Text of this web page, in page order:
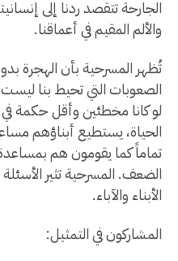
الجارحة تتقصد ردنا إلى
والألم المقيم في أعماقنا.
تُظهر المسرحية بأن الهجرة
الصعوبات التي تحيط بنا ليست
لو كانا مخطئين وأقل حكمة
الحياة، يستطيع أبناؤهم
تماماً كما يقومون هم
الضعف. المسرحية تثير
الأبناء والآباء.
المشاركون في التمثيل: